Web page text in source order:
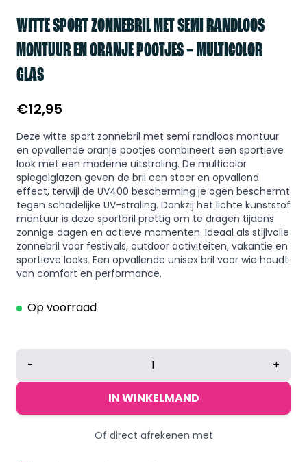
WITTE SPORT ZONNEBRIL MET SEMI RANDLOOS
MONTUUR EN ORANJE POOTJES – MULTICOLOR
GLAS
€12,95
Deze witte sport zonnebril met semi randloos montuur
en opvallende oranje pootjes combineert een sportieve
look met een moderne uitstraling. De multicolor
spiegelglazen geven de bril een stoer en opvallend
effect, terwijl de UV400 bescherming je ogen beschermt
tegen schadelijke UV-straling. Dankzij het lichte kunststof
montuur is deze sportbril prettig om te dragen tijdens
zonnige dagen en actieve momenten. Ideaal als stijlvolle
zonnebril voor festivals, outdoor activiteiten, vakantie en
sportieve looks. Een opvallende unisex bril voor wie houdt
van comfort en performance.
Op voorraad
Witte
zonnebril
- +
IN WINKELMAND
Of direct afrekenen met